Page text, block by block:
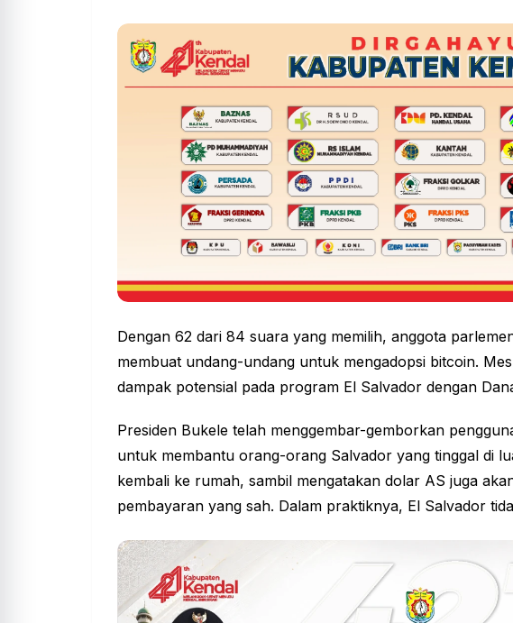
Dengan 62 dari 84 suara yang memilih, anggota
membuat undang-undang untuk mengadopsi bitcoin.
dampak potensial pada program El Salvador dengan
Presiden Bukele telah menggembar-gemborkan
untuk membantu orang-orang Salvador yang tinggal di
kembali ke rumah, sambil mengatakan dolar AS juga
pembayaran yang sah. Dalam praktiknya, El Salvador